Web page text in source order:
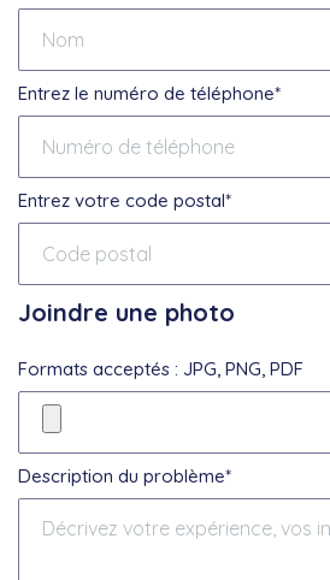
Entrez le numéro de téléphone*
Entrez votre code postal*
Joindre une photo
Formats acceptés : JPG, PNG, PDF
Description du problème*